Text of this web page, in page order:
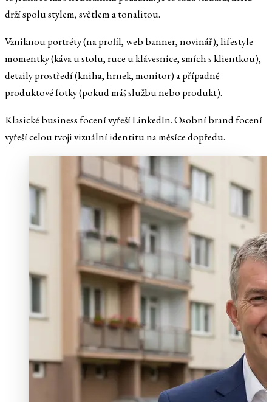
drží spolu stylem, světlem a tonalitou.
Vzniknou portréty (na profil, web banner, novinář), lifestyle
momentky (káva u stolu, ruce u klávesnice, smích s klientkou),
detaily prostředí (kniha, hrnek, monitor) a případně
produktové fotky (pokud máš službu nebo produkt).
Klasické business focení vyřeší LinkedIn. Osobní brand focení
vyřeší celou tvoji vizuální identitu na měsíce dopředu.